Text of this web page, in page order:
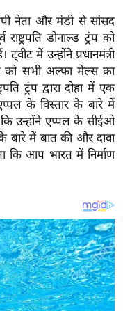
नेता और मंडी से सांसद
डोनाल्ड ट्रंप को
में उन्होंने प्रधानमंत्री
को सभी अल्फा मेल्स का
ट्रंप द्वारा दोहा में एक
के विस्तार के बारे में
उन्होंने एप्पल के सीईओ
में बात की और दावा
कि आप भारत में निर्माण